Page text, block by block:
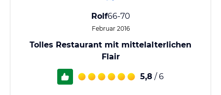
Rolf66-70
Februar 2016
Tolles Restaurant mit mittelalterlichen
Flair
5,8 / 6